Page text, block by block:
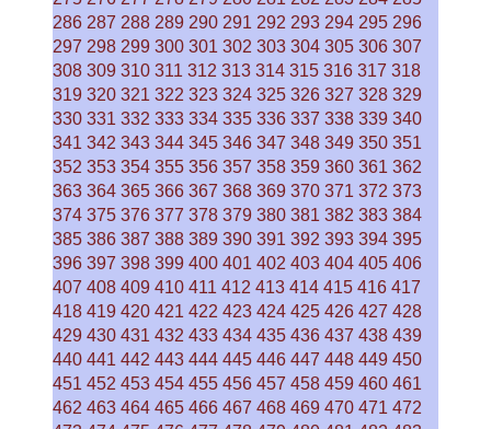
286 287 288 289 290 291 292 293 294 295 296
297 298 299 300 301 302 303 304 305 306 307
308 309 310 311 312 313 314 315 316 317 318
319 320 321 322 323 324 325 326 327 328 329
330 331 332 333 334 335 336 337 338 339 340
341 342 343 344 345 346 347 348 349 350 351
352 353 354 355 356 357 358 359 360 361 362
363 364 365 366 367 368 369 370 371 372 373
374 375 376 377 378 379 380 381 382 383 384
385 386 387 388 389 390 391 392 393 394 395
396 397 398 399 400 401 402 403 404 405 406
407 408 409 410 411 412 413 414 415 416 417
418 419 420 421 422 423 424 425 426 427 428
429 430 431 432 433 434 435 436 437 438 439
440 441 442 443 444 445 446 447 448 449 450
451 452 453 454 455 456 457 458 459 460 461
462 463 464 465 466 467 468 469 470 471 472